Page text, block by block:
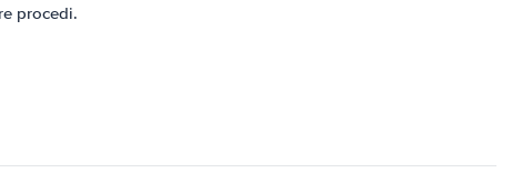
procedi.